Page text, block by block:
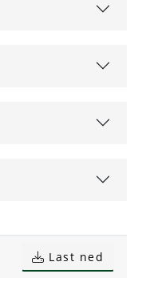
Last ned